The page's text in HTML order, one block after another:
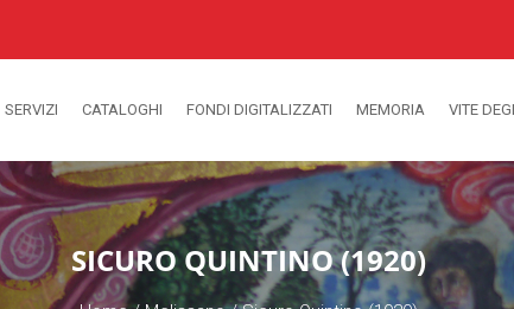
SERVIZI CATALOGHI FONDI DIGITALIZZATI MEMORIA VITE
SICURO QUINTINO (1920)